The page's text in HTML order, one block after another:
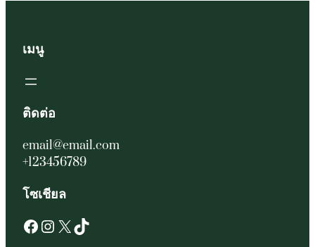
เมนู
ติดต่อ
email@email.com
+123456789
โซเชียล
Facebook InstagramX TikTok